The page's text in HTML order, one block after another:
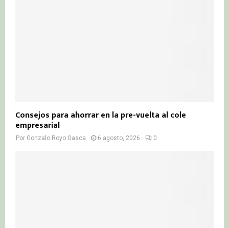
Consejos para ahorrar en la pre-vuelta al cole
empresarial
Por Gonzalo Royo Gasca 6 agosto, 2026 0